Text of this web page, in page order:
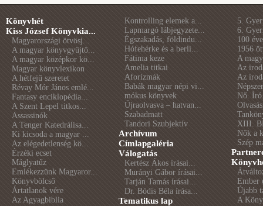
Könyvhét
Kiss József Könyvkia...
Magyarországi ötvösj...
A magyar könyvgyűjtő...
A magyar középkor kö...
Magyar könyvlexikon
A hétfejű szeretet
Révay Mór János emlé...
Fantasy enciklopédia...
A Szent Lepel titkos...
Assassinók
A Tenger Katedrálisa...
Ki kicsoda a magyar ...
Az elégedetlenség kö...
Érzéki ecset
Máglyatűz
Emlékezzünk Magyaror...
Könyvbölcső
Ártatlanok vére
Az Agyagbiblia
Kontrolling elemek a...
Lapmargó lábjegyzete...
Égszakadás, földindu...
Hófehérke és a berli...
Fátima keze
Amelia titkai
Aforizmák
Babák magyar népi vi...
mókus könyvek
Újraolvasva – hatvan...
Szabadmatt
Tandori Szubjektív
Archívum
Címlapgaléria
Válogatás
Kertész Ákos írásai...
Murányi Gábor írásai...
Tarján Tamás írásai...
Dr. Bódis Béla írása...
Tematikus lap
5.
6.
100
1956
A
Az
Az
Nő.
XIII.
Nők a
Szép
Ember
Újabb
A